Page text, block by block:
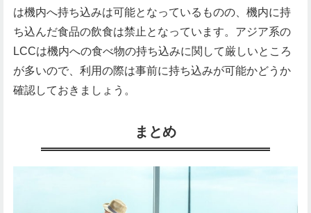
は機内へ持ち込みは可能となっているものの、機内に持
ち込んだ食品の飲食は禁止となっています。アジア系の
LCCは機内への食べ物の持ち込みに関して厳しいところ
が多いので、利用の際は事前に持ち込みが可能かどうか
確認しておきましょう。
まとめ